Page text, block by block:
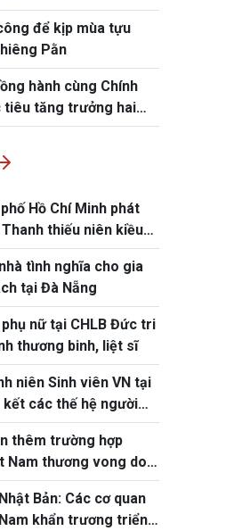
năm 1980
để kịp mùa tựu
Pằn
hành cùng Chính
tiêu tăng trưởng hai
Hồ Chí Minh phát
thiếu niên kiều
Thành phố năm 2026
tình nghĩa cho gia
tại Đà Nẵng
nữ tại CHLB Đức tri
thương binh, liệt sĩ
niên Sinh viên VN tại
kết các thế hệ người
thêm trường hợp
Nam thương vong do
Bản
Bản: Các cơ quan
khẩn trương triển